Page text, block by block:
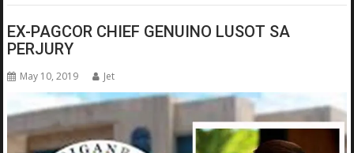
EX-PAGCOR CHIEF GENUINO LUSOT SA
PERJURY
May 10, 2019 Jet